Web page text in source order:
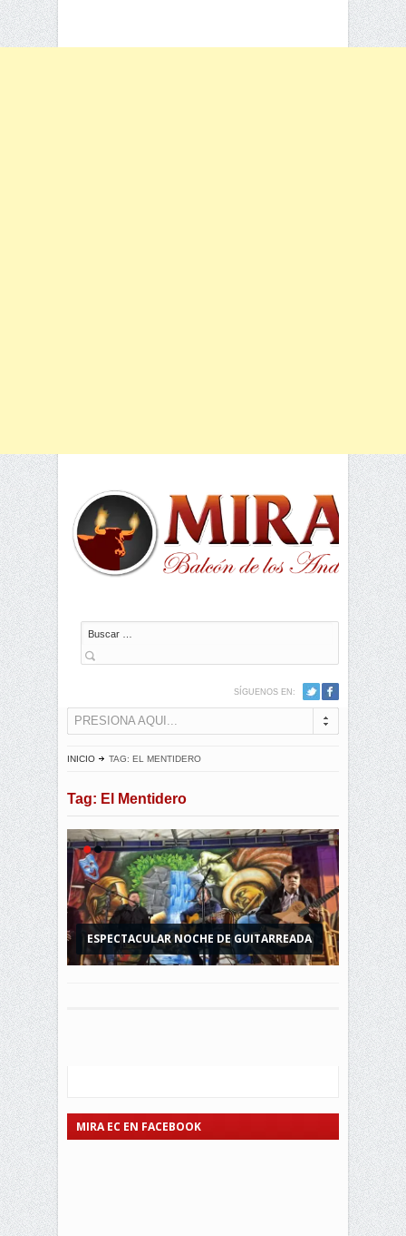
Buscar
SÍGUENOS EN:
PRESIONA AQUI...
INICIO TAG: EL MENTIDERO
Tag: El Mentidero
ESPECTACULAR NOCHE DE GUITARREADA
SERENATA A TODAS LAS MADRES DE LA
CIUDAD DE MIRA
MIRA EC EN FACEBOOK